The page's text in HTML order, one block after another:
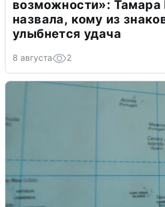
возможности»: Тамара
назвала, кому из
улыбнется удача
8 августа 2